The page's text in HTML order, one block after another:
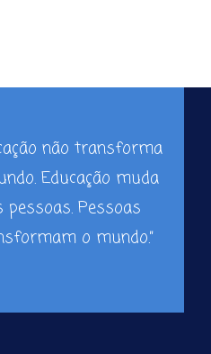
não transforma
Educação muda
pessoas. Pessoas
o mundo.”